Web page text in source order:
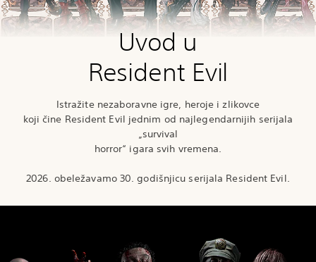
Uvod u
Resident Evil
Istražite nezaboravne igre, heroje i zlikovce
koji čine Resident Evil jednim od najlegendarnijih serijala
„survival
horror“ igara svih vremena.
2026. obeležavamo 30. godišnjicu serijala Resident Evil.